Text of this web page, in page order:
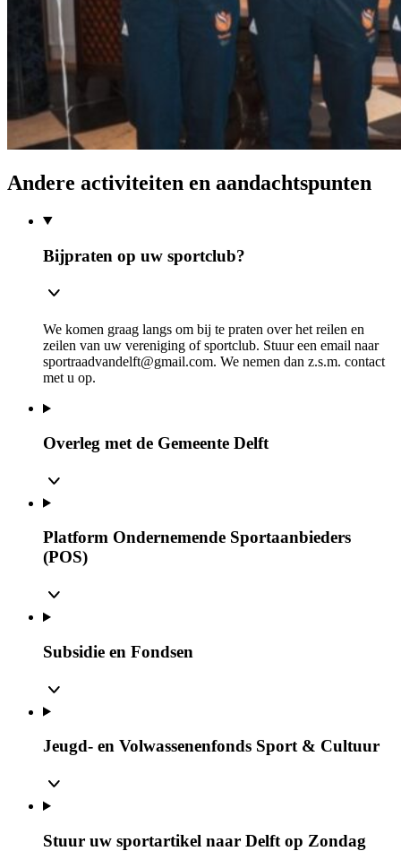
Andere activiteiten en aandachtspunten
Bijpraten op uw sportclub?
We komen graag langs om bij te praten over het reilen en
zeilen van uw vereniging of sportclub. Stuur een email naar
sportraadvandelft@gmail.com. We nemen dan z.s.m. contact
met u op.
Overleg met de Gemeente Delft
Platform Ondernemende Sportaanbieders
(POS)
Subsidie en Fondsen
Jeugd- en Volwassenenfonds Sport & Cultuur
Stuur uw sportartikel naar Delft op Zondag